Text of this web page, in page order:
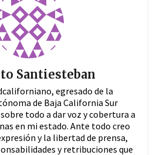
Santiesteban
egresado de la
de Baja California Sur
sobre todo a dar voz y cobertura a
en mi estado. Ante todo creo
y la libertad de prensa,
y retribuciones que